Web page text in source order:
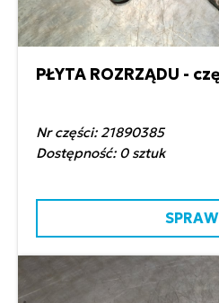
1 000,00
PŁYTA ROZRZĄDU -
Nr części: 21890385
Dostępność: 0 sztuk